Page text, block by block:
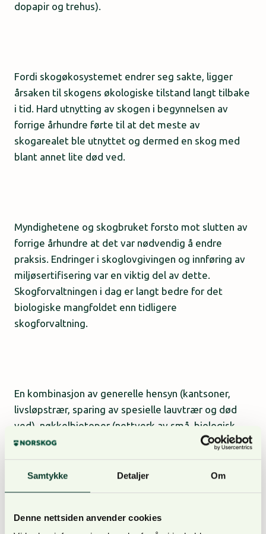
Samtykke Detaljer Om
Denne nettsiden anvender cookies
dopapir og trehus).
Fordi skogøkosystemet endrer seg sakte, ligger
årsaken til skogens økologiske tilstand langt tilbake
i tid. Hard utnytting av skogen i begynnelsen av
forrige århundre førte til at det meste av
skogarealet ble utnyttet og dermed en skog med
blant annet lite død ved.
Myndighetene og skogbruket forsto mot slutten av
forrige århundre at det var nødvendig å endre
praksis. Endringer i skoglovgivingen og innføring av
miljøsertifisering var en viktig del av dette.
Skogforvaltningen i dag er langt bedre for det
biologiske mangfoldet enn tidligere
skogforvaltning.
En kombinasjon av generelle hensyn (kantsoner,
livsløpstrær, sparing av spesielle lauvtrær og død
ved), nøkkelbiotoper (nettverk av små, biologisk
viktige arealer som står urørt) og arealvern
(hovedsakelig gjennom frivillig vern-ordningen) gjør
at det er et økende skogareal der sopp og insekter
får leve i fred.